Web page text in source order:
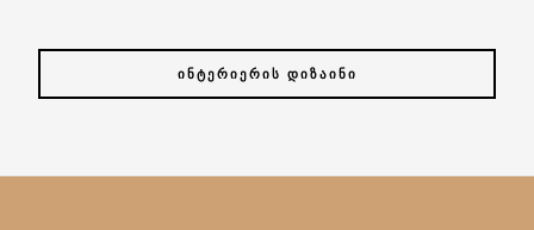
ᲘᲜᲢᲔᲠᲘᲔᲠᲘᲡ ᲓᲘᲖᲐᲘᲜᲘ